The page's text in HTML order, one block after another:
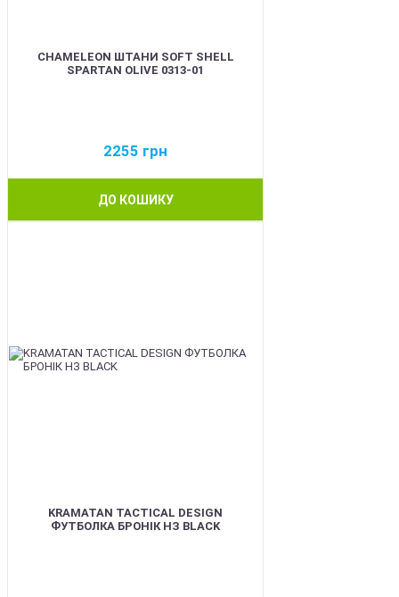
CHAMELEON ШТАНИ SOFT SHELL
SPARTAN OLIVE 0313-01
2255 грн
ДО КОШИКУ
KRAMATAN TACTICAL DESIGN
ФУТБОЛКА БРОНІК НЗ BLACK